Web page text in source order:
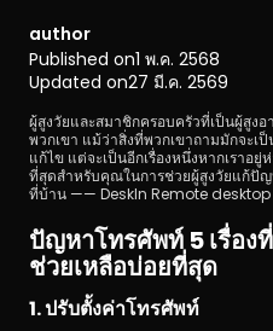
author
Published on1 พ.ค. 2568
Updated on27 มี.ค. 2569
ผู้สูงวัยและสมาชิกครอบครัวที่เป็นผู้สูง
พวกเขา แม้ว่าสิ่งที่พวกเขาถามมักจะเ
แก้ไข แต่จะเป็นอีกเรื่องหนึ่งหากเราอ
ที่สุดสำหรับคุณในการช่วยผู้สูงวัยแก้ปั
ที่บ้าน —— DeskIn Remote desktop
ปัญหาโทรศัพท์ 5 เรื่อง
ช่วยเหลือบ่อยที่สุด
1. ปรับตั้งค่าโทรศัพท์